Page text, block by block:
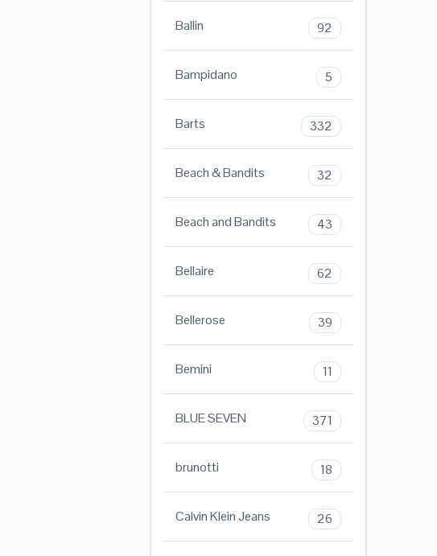
Ballin 92
Bampidano 5
Barts 332
Beach & Bandits 32
Beach and Bandits 43
Bellaire 62
Bellerose 39
Bemini 11
BLUE SEVEN 371
brunotti 18
Calvin Klein Jeans 26